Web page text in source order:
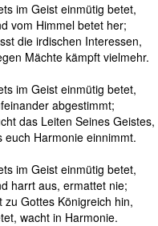
im Geist einmütig betet,
vom Himmel betet her;
die irdischen Interessen,
Mächte kämpft vielmehr.
im Geist einmütig betet,
abgestimmt;
das Leiten Seines Geistes,
euch Harmonie einnimmt.
im Geist einmütig betet,
harrt aus, ermattet nie;
zu Gottes Königreich hin,
wacht in Harmonie.